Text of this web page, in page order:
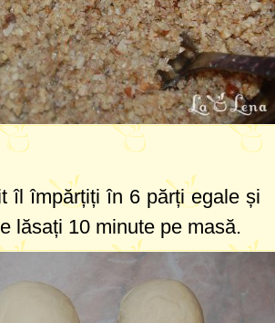
îl împărțiți în 6 părți egale și
lăsați 10 minute pe masă.